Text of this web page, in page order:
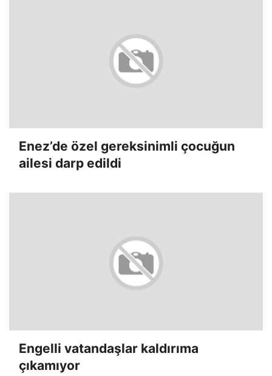
Enez’de özel gereksinimli çocuğun
ailesi darp edildi
Engelli vatandaşlar kaldırıma
çıkamıyor